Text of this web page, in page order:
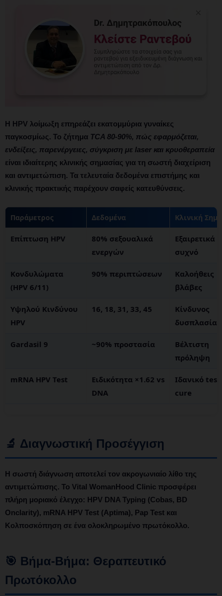
Η HPV λοίμωξη επηρεάζει εκατομμύρια γυναίκες
παγκοσμίως. Το ζήτημα TCA 80-90%, πώς εφαρμόζεται,
ενδείξεις, παρενέργειες, σύγκριση με laser και κρυοθεραπεία
είναι ιδιαίτερης κλινικής σημασίας για τη σωστή διαχείριση
και αντιμετώπιση. Τα τελευταία δεδομένα επιστήμης και
κλινικής πρακτικής παρέχουν σαφείς κατευθύνσεις.
Παράμετρος Δεδομένα Κλινική
Επίπτωση HPV
80% σεξουαλικά
ενεργών
Εξαιρετικά
συχνό
Κονδυλώματα
(HPV 6/11)
90% περιπτώσεων
Καλοήθεις
βλάβες
Υψηλού Κινδύνου
HPV
16, 18, 31, 33, 45
Κίνδυνος
δυσπλασίας
Gardasil 9 ~90% προστασία
Βέλτιστη
πρόληψη
mRNA HPV Test
Ειδικότητα ×1.62 vs
DNA
Ιδανικό
cure
🔬 Διαγνωστική Προσέγγιση
Η σωστή διάγνωση αποτελεί τον ακρογωνιαίο λίθο της
αντιμετώπισης. Το Vital WomanHood Clinic προσφέρει
πλήρη μοριακό έλεγχο: HPV DNA Typing (Cobas, BD
Onclarity), mRNA HPV Test (Aptima), Pap Test και
Κολποσκόπηση σε ένα ολοκληρωμένο πρωτόκολλο.
🎯 Βήμα-Βήμα: Θεραπευτικό
Πρωτόκολλο